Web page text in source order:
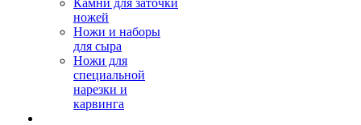
Камни для заточки
ножей
Ножи и наборы
для сыра
Ножи для
специальной
нарезки и
карвинга